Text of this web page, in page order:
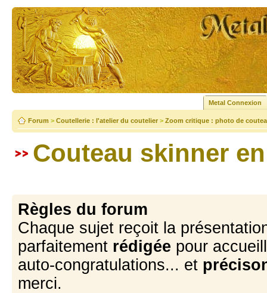
Metal Connexion
Forum > Coutellerie : l'atelier du coutelier > Zoom critique : photo de
Couteau skinner
Règles du forum
Chaque sujet reçoit la
parfaitement rédigée pour
auto-congratulations... et
merci.